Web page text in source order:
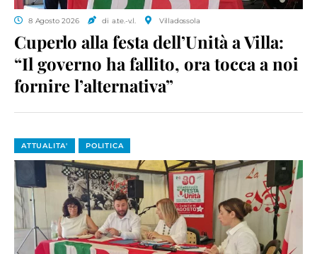
8 Agosto 2026 di a.te.-v.l. Villadossola
Cuperlo alla festa dell’Unità a Villa:
“Il governo ha fallito, ora tocca a noi
fornire l’alternativa”
ATTUALITA' POLITICA